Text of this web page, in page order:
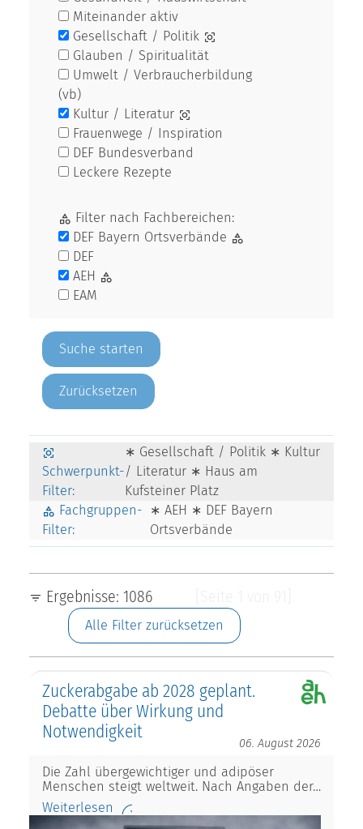
Miteinander aktiv
Gesellschaft / Politik
Glauben / Spiritualität
Umwelt / Verbraucherbildung
(vb)
Kultur / Literatur
Frauenwege / Inspiration
DEF Bundesverband
Leckere Rezepte
Filter nach Fachbereichen:
DEF Bayern Ortsverbände
DEF
AEH
EAM
Zurücksetzen
Schwerpunkt-
Filter:
∗ Gesellschaft / Politik ∗ Kultur
/ Literatur ∗ Haus am
Kufsteiner Platz
Fachgruppen-
Filter:
∗ AEH ∗ DEF Bayern
Ortsverbände
Ergebnisse: 1086
Alle Filter zurücksetzen
Zuckerabgabe ab 2028 geplant.
Debatte über Wirkung und
Notwendigkeit
06. August 2026
Die Zahl übergewichtiger und adipöser
Menschen steigt weltweit. Nach Angaben der…
Weiterlesen